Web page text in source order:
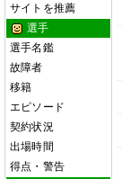
サイトを推薦
選手
選手名鑑
故障者
移籍
エピソード
契約状況
出場時間
得点・警告